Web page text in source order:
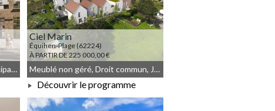
Droit commun, Résidence Principale, Meublé non géré, JEANBRUN
Ciel Marin
Équihen-Plage (62224)
À PARTIR DE 225 000,00 €
Meublé non géré, Droit commun, JEANBRUN
Découvrir le programme